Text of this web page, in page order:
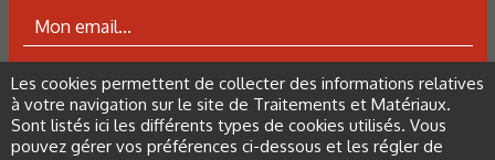
ABONNEZ-VOUS À LA NEWSLETTER
Les cookies permettent de collecter des informations relatives
à votre navigation sur le site de Traitements et Matériaux.
Sont listés ici les différents types de cookies utilisés. Vous
pouvez gérer vos préférences ci-dessous et les régler de